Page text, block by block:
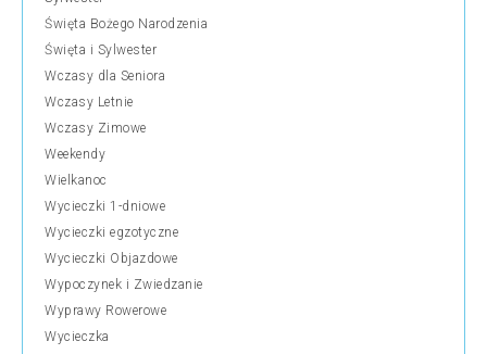
Święta Bożego Narodzenia
Święta i Sylwester
Wczasy dla Seniora
Wczasy Letnie
Wczasy Zimowe
Weekendy
Wielkanoc
Wycieczki 1-dniowe
Wycieczki egzotyczne
Wycieczki Objazdowe
Wypoczynek i Zwiedzanie
Wyprawy Rowerowe
Wycieczka